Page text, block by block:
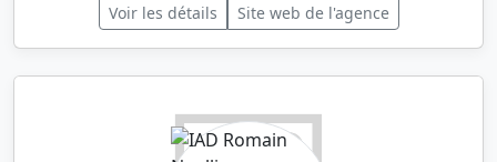
Voir les détails Site web de l'agence